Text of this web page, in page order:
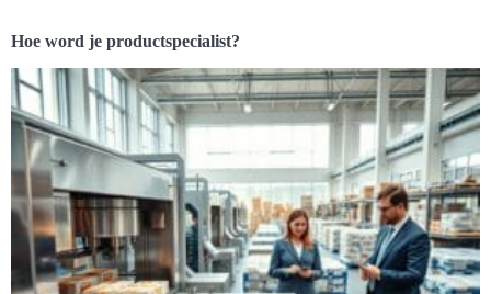
Hoe word je productspecialist?